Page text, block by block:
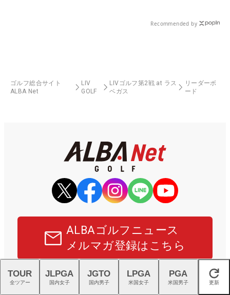
Recommended by
ゴルフ総合サイト
ALBA Net
LIV
GOLF
LIVゴルフ第2戦 at ラス
ベガス
リーダーボ
ード
ALBAゴルフニュース
メルマガ登録はこちら
ALBA NetはR&Aのオフィシャルデジタルパートナー、および
USLPGAの日本公式サイトパートナーです。
閉じる
TOUR
全ツアー
JLPGA
国内女子
JGTO
国内男子
LPGA
米国女子
PGA
米国男子 更新